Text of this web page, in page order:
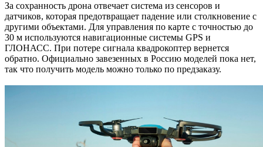
За сохранность дрона отвечает система из сенсоров и
датчиков, которая предотвращает падение или столкновение с
другими объектами. Для управления по карте с точностью до
30 м используются навигационные системы GPS и
ГЛОНАСС. При потере сигнала квадрокоптер вернется
обратно. Официально завезенных в Россию моделей пока нет,
так что получить модель можно только по предзаказу.